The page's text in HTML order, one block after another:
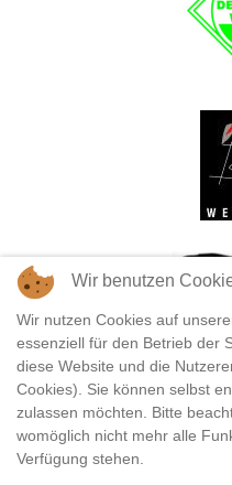
Wir benutzen
Wir nutzen Cookies auf
essenziell für den Betrieb der
diese Website und die
Cookies). Sie können selbst
zulassen möchten. Bitte
womöglich nicht mehr alle
Verfügung stehen.